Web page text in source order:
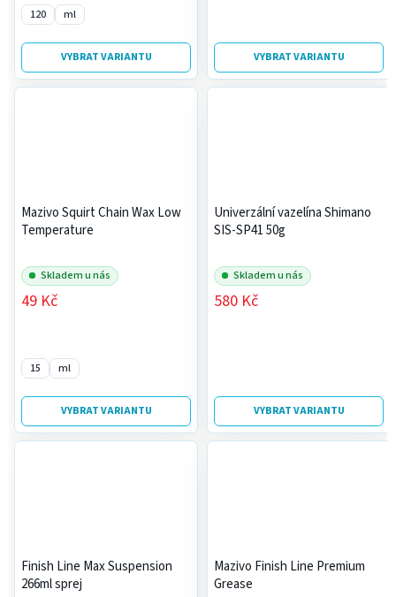
VYBRAT VARIANTU
120 ml
VYBRAT VARIANTU
Mazivo Squirt Chain Wax Low
Temperature
Skladem u nás
49 Kč
VYBRAT VARIANTU
15 ml
Univerzální vazelína Shimano
SIS-SP41 50g
Skladem u nás
580 Kč
VYBRAT VARIANTU
Finish Line Max Suspension
266ml sprej
Mazivo Finish Line Premium
Grease